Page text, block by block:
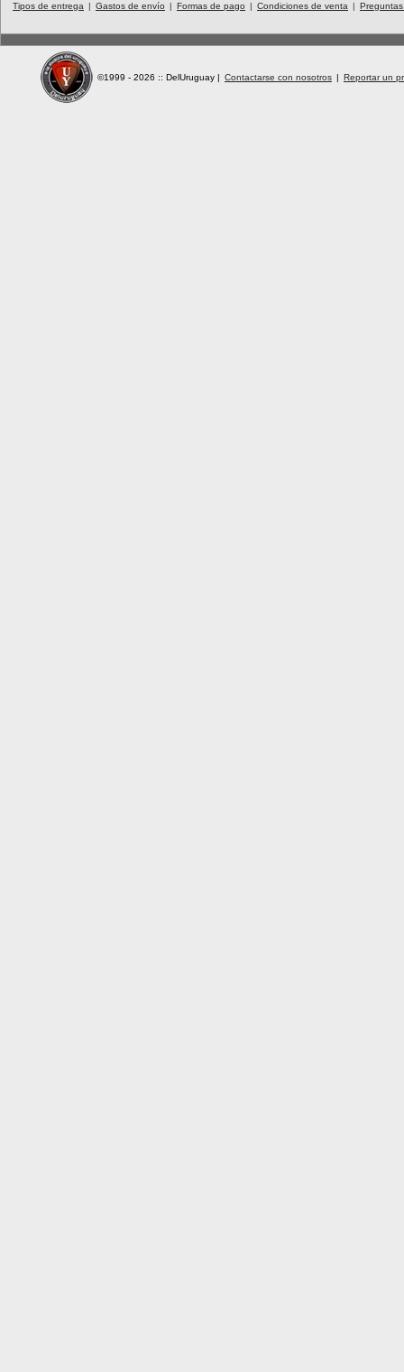
Tipos de entrega | Gastos de envío | Formas de pago | Condiciones de venta |
©1999 - 2026 :: DelUruguay | Contactarse con nosotros | Reportar un